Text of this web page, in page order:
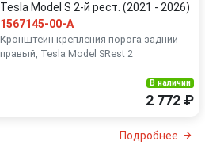
Tesla Model S 2-й рест. (2021 - 2026)
1567145-00-A
Кронштейн крепления порога задний
правый, Tesla Model SRest 2
В наличии
2 772 ₽
Подробнее